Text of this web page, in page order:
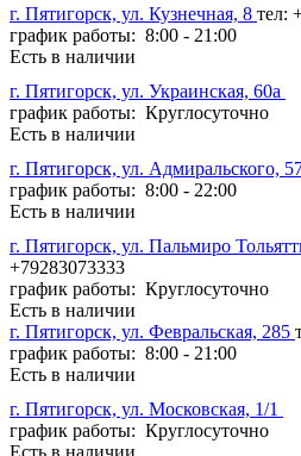
г. Пятигорск, ул. Кузнечная, 8 тел:
график работы: 8:00 - 21:00
Есть в наличии
г. Пятигорск, ул. Украинская, 60а
график работы: Круглосуточно
Есть в наличии
г. Пятигорск, ул. Адмиральского,
график работы: 8:00 - 22:00
Есть в наличии
г. Пятигорск, ул. Пальмиро
+79283073333
график работы: Круглосуточно
Есть в наличии
г. Пятигорск, ул. Февральская, 285
график работы: 8:00 - 21:00
Есть в наличии
г. Пятигорск, ул. Московская, 1/1
график работы: Круглосуточно
Есть в наличии